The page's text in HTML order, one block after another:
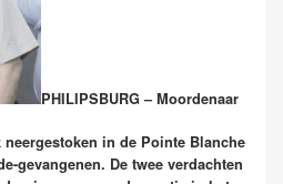
PHILIPSBURG – Moordenaar
in de Pointe Blanche
gevangenen. De twee verdachten